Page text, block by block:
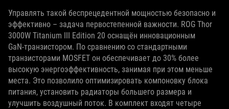
Управлять такой беспрецедентной мощностью безопасно и
эффективно – задача первостепенной важности. ROG Thor
3000W Titanium III Edition 20 оснащён инновационным
GaN‑транзистором. По сравнению со стандартными
транзисторами MOSFET он обеспечивает до 30% более
высокую энергоэффективность, занимая при этом меньше
места. Это позволило оптимизировать компоновку блока
питания, установить радиаторы большего размера и
улучшить воздушный поток. В комплект входят четыре